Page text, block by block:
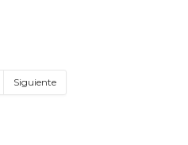
Siguiente